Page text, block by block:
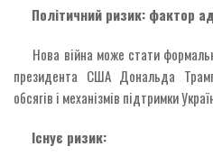
Політичний ризик: фактор
Нова війна може стати
президента США Дональда
обсягів і механізмів підтримки
Існує ризик: